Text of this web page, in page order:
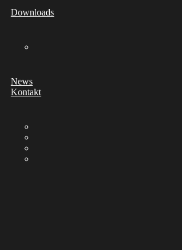
Downloads
News
Kontakt